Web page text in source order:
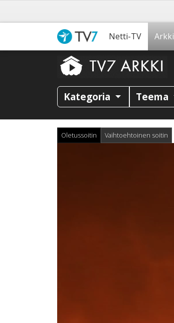
Netti-TV Arkki
Kategoria Teema
Oletussoitin Vaihtoehtoinen soitin